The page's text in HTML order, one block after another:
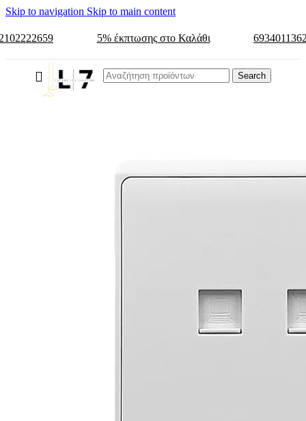
Skip to navigation Skip to main content
5% έκπτωσης στο Καλάθι
Search